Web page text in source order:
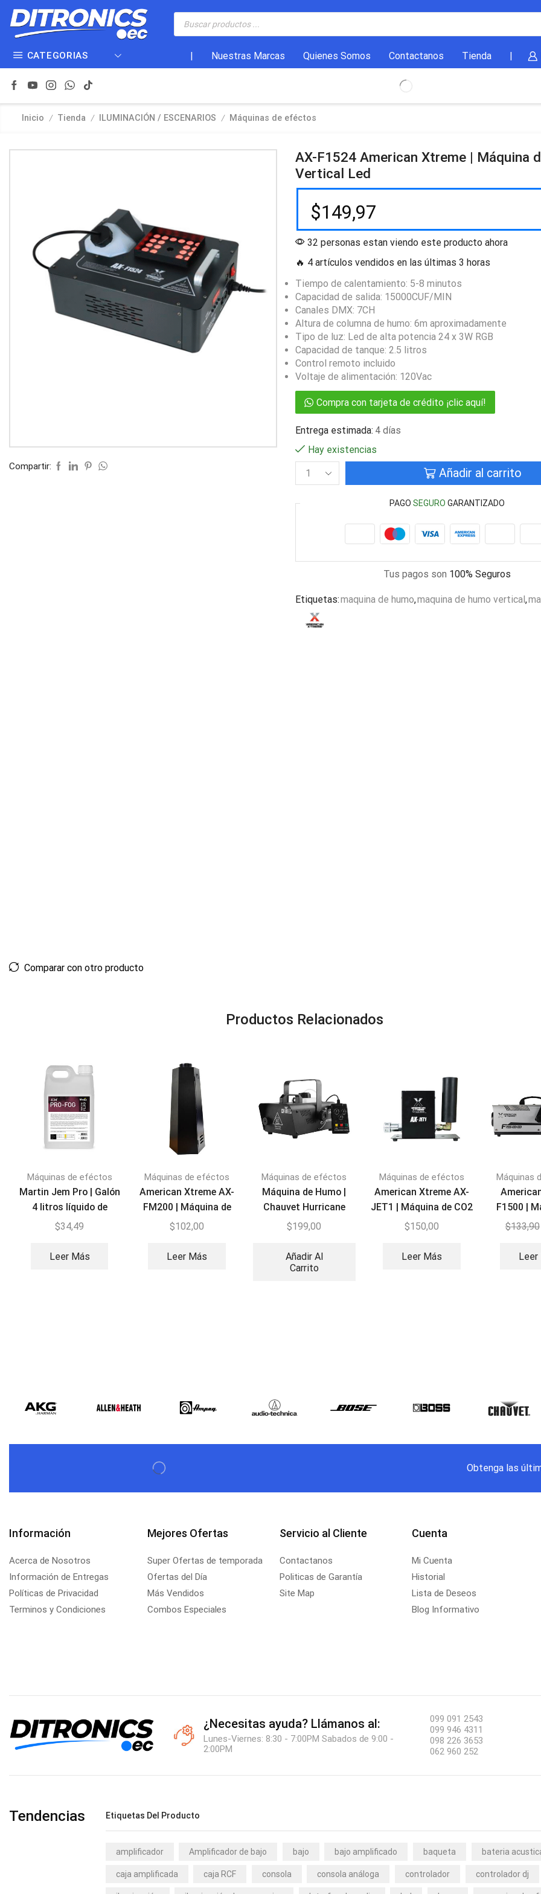
CATEGORIAS Nuestras Marcas Quienes Somos Contactanos Tienda
Inicio / Tienda / ILUMINACIÓN / ESCENARIOS / Máquinas de eféctos
Compartir:
AX-F1524 American Xtreme | Máquina
Vertical Led
$149,97
32 personas estan viendo este producto ahora
🔥 4 artículos vendidos en las últimas 3 horas
Tiempo de calentamiento: 5-8 minutos
Capacidad de salida: 15000CUF/MIN
Canales DMX: 7CH
Altura de columna de humo: 6m aproximadamente
Tipo de luz: Led de alta potencia 24 x 3W RGB
Capacidad de tanque: 2.5 litros
Control remoto incluido
Voltaje de alimentación: 120Vac
Compra con tarjeta de crédito ¡clic aquí!
Entrega estimada: 4 días
Hay existencias
Añadir al carrito
PAGOSEGURO GARANTIZADO
Tus pagos son 100% Seguros
Etiquetas:maquina de humo,maquina de humo vertical ,
Comparar con otro producto
Productos Relacionados
Máquinas de eféctos
Martin Jem Pro | Galón
4 litros líquido de
Humo
$34,49
Leer Más
Máquinas de eféctos
American Xtreme AX-
FM200 | Máquina de
Fuego 200W
$102,00
Leer Más
Máquinas de eféctos
Máquina de Humo |
Chauvet Hurricane
1200
$199,00
Añadir Al
Carrito
Máquinas de eféctos
American Xtreme AX-
JET1 | Máquina de CO2
Cañon DMX
$150,00
Leer Más
Máquinas
F1500 |
$133,90
Leer
Obtenga las
Información
Acerca de Nosotros
Información de Entregas
Políticas de Privacidad
Terminos y Condiciones
Mejores Ofertas
Super Ofertas de temporada
Ofertas del Día
Más Vendidos
Combos Especiales
Servicio al Cliente
Contactanos
Politicas de Garantía
Site Map
Cuenta
Mi Cuenta
Historial
Lista de Deseos
Blog Informativo
¿Necesitas ayuda? Llámanos al:
Lunes-Viernes: 8:30 - 7:00PM Sabados de 9:00 -
2:00PM
099 091 2543
099 946 4311
098 226 3653
062 960 252
Tendencias Etiquetas Del Producto
amplificador Amplificador de bajo bajo bajo amplificado baqueta bateria
caja amplificada caja RCF consola consola análoga controlador controlador dj